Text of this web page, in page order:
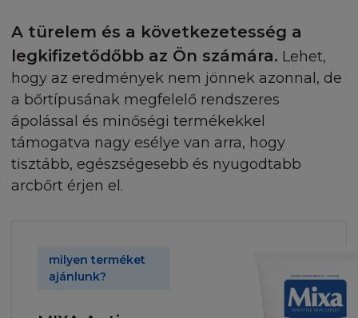
A türelem és a következetesség a
legkifizetődőbb az Ön számára. Lehet,
hogy az eredmények nem jönnek azonnal, de
a bőrtípusának megfelelő rendszeres
ápolással és minőségi termékekkel
támogatva nagy esélye van arra, hogy
tisztább, egészségesebb és nyugodtabb
arcbőrt érjen el.
milyen terméket
ajánlunk?